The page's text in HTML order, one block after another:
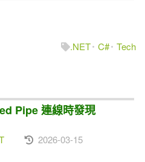
.NET C# Tech
Pipe 連線時發現
2026-03-15